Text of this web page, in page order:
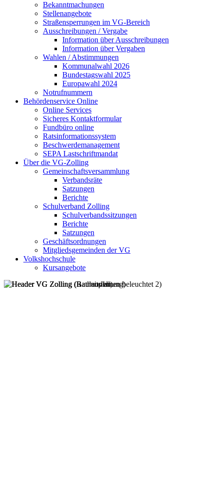
Bekanntmachungen
Stellenangebote
Straßensperrungen im VG-Bereich
Ausschreibungen / Vergabe
Information über Ausschreibungen
Information über Vergaben
Wahlen / Abstimmungen
Kommunalwahl 2026
Bundestagswahl 2025
Europawahl 2024
Notrufnummern
Behördenservice Online
Online Services
Sicheres Kontaktformular
Fundbüro online
Ratsinformationssystem
Beschwerdemanagement
SEPA Lastschriftmandat
Über die VG-Zolling
Gemeinschaftsversammlung
Verbandsräte
Satzungen
Berichte
Schulverband Zolling
Schulverbandssitzungen
Berichte
Satzungen
Geschäftsordnungen
Mitgliedsgemeinden der VG
Volkshochschule
Kursangebote